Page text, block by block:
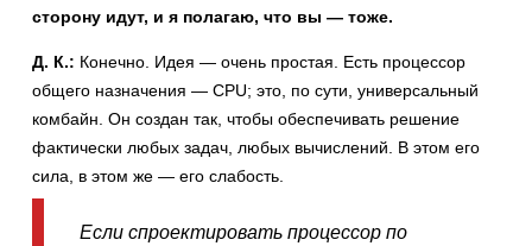
сторону идут, и я полагаю, что вы — тоже.
Д. К.: Конечно. Идея — очень простая. Есть процессор
общего назначения — CPU; это, по сути, универсальный
комбайн. Он создан так, чтобы обеспечивать решение
фактически любых задач, любых вычислений. В этом его
сила, в этом же — его слабость.
Если спроектировать процессор по